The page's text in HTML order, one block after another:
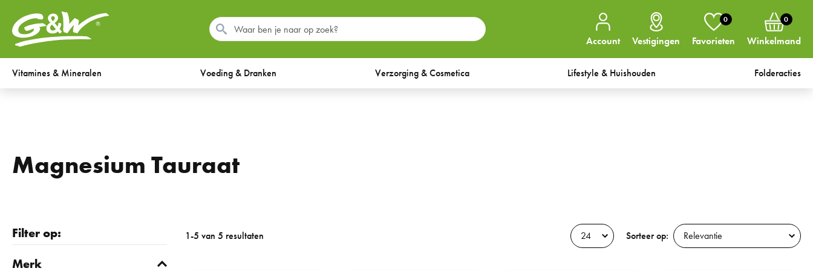
Account Vestigingen
0
Favorieten
0
Winkelmand
Vitamines & Mineralen Voeding & Dranken Verzorging & Cosmetica Lifestyle & Huishouden Folderacties
Magnesium Tauraat
Filter op:
Merk
1-5 van 5 resultaten Sorteer op: